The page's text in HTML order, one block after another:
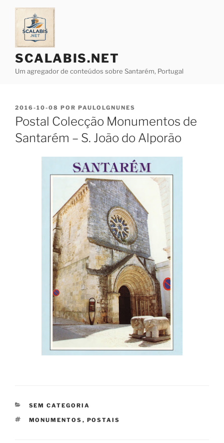
Saltar
conteúdo
SCALABIS.NET
Um agregador de conteúdos sobre Santarém, Portugal
PUBLICADO
EM
2016-10-08 POR PAULOLGNUNES
Postal Colecção Monumentos de
Santarém – S. João do Alporão
CATEGORIAS
SEM CATEGORIA
ETIQUETAS
MONUMENTOS , POSTAIS